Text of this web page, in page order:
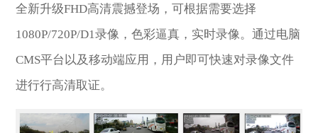
全新升级FHD高清震撼登场，可根据需要选择
1080P/720P/D1录像，色彩逼真，实时录像。通过电脑
CMS平台以及移动端应用，用户即可快速对录像文件
进行行高清取证。